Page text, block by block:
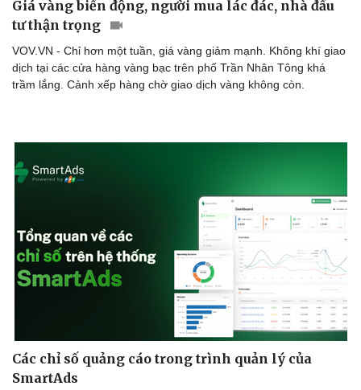
Giá vàng biến động, người mua lác đác, nhà đầu
tư thận trọng
VOV.VN - Chỉ hơn một tuần, giá vàng giảm mạnh. Không khí giao
dịch tại các cửa hàng vàng bạc trên phố Trần Nhân Tông khá
trầm lắng. Cảnh xếp hàng chờ giao dịch vàng không còn.
Các chỉ số quảng cáo trong trình quản lý của
SmartAds